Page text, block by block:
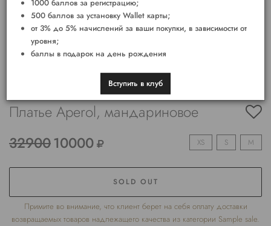
Платье Aperol, мандариновое
3290010000 XS S M
SOLD OUT
Примите во внимание, что клиент берет на себя оплату доставки
возвращаемых товаров надлежащего качества из категории Sample sale.
1000 баллов за регистрацию;
500 баллов за установку Wallet карты;
от 3% до 5% начислений за ваши покупки, в зависимости от
уровня;
баллы в подарок на день рождения
Вступить в клуб